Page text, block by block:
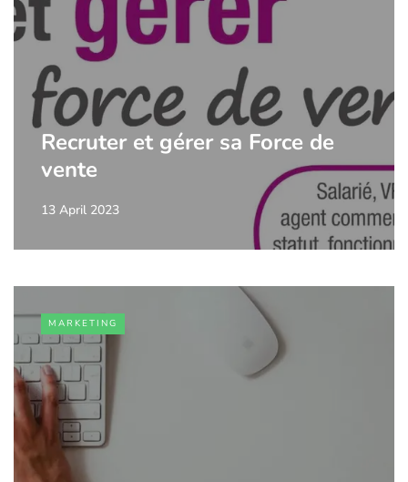
Recruter et gérer sa Force de
vente
13 April 2023
MARKETING